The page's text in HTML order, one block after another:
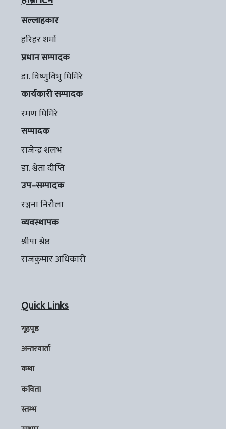
सल्लाहकार
हरिहर शर्मा
प्रधान सम्पादक
डा. विष्णुविभु घिमिरे
कार्यकारी सम्पादक
रमण घिमिरे
सम्पादक
राजेन्द्र शलभ
डा. श्वेता दीप्ति
उप–सम्पादक
रञ्जना निरौला
व्यवस्थापक
श्रीपा श्रेष्ठ
राजकुमार अधिकारी
Quick Links
गृहपृष्ठ
अन्तरवार्ता
कथा
कविता
स्तम्भ